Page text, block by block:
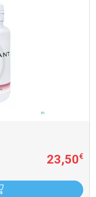
23,50€